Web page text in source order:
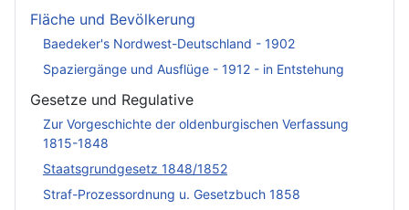
Fläche und Bevölkerung
Baedeker's Nordwest-Deutschland - 1902
Spaziergänge und Ausflüge - 1912 - in Entstehung
Gesetze und Regulative
Zur Vorgeschichte der oldenburgischen Verfassung
1815-1848
Staatsgrundgesetz 1848/1852
Straf-Prozessordnung u. Gesetzbuch 1858